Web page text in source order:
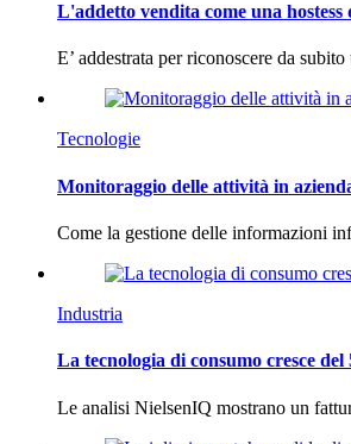
L'addetto vendita come una hostess
E’ addestrata per riconoscere da
Tecnologie
Monitoraggio delle attività in
Come la gestione delle informazioni
Industria
La tecnologia di consumo cresce
Le analisi NielsenIQ mostrano un